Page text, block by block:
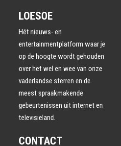
LOESOE
Hét nieuws- en
entertainmentplatform waar je
op de hoogte wordt gehouden
over het wel en wee van onze
vaderlandse sterren en de
meest spraakmakende
gebeurtenissen uit internet en
televisieland.
CONTACT